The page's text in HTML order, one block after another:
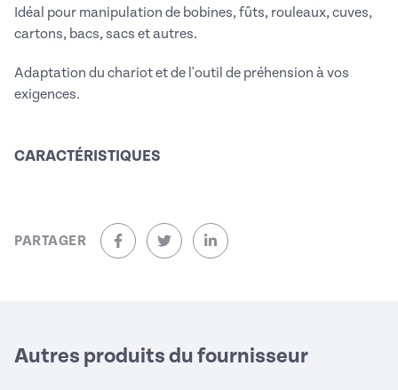
Idéal pour manipulation de bobines, fûts, rouleaux, cuves,
cartons, bacs, sacs et autres.
Adaptation du chariot et de l'outil de préhension à vos
exigences.
CARACTÉRISTIQUES
PARTAGER
sur Facebook (nouvelle fenêtre)
sur Twitter (nouvelle fenêtre)
sur Linkedin (nouvelle fenêtre)
Autres produits du fournisseur